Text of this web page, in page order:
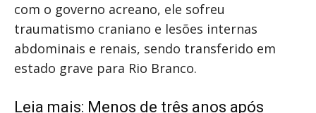
com o governo acreano, ele sofreu
traumatismo craniano e lesões internas
abdominais e renais, sendo transferido em
estado grave para Rio Branco.
Leia mais: Menos de três anos após